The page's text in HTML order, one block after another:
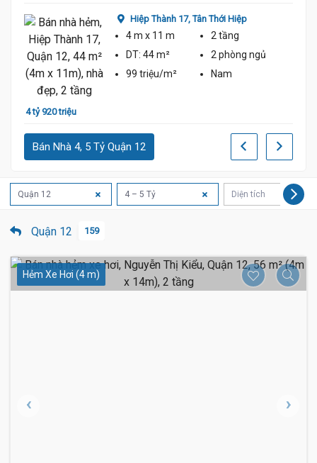
4 tỷ 920 triệu
Hiệp Thành 17,Tân Thới Hiệp
4 m x 11 m
2 tầng
DT: 44 m² 2 phòng ngủ
99 triệu/m²
Nam
Bán Nhà 4, 5 Tỷ Quận 12
Quận 12 4 – 5 Tỷ Diện tích
Quận 12 159
Hẻm Xe Hơi (4 m)